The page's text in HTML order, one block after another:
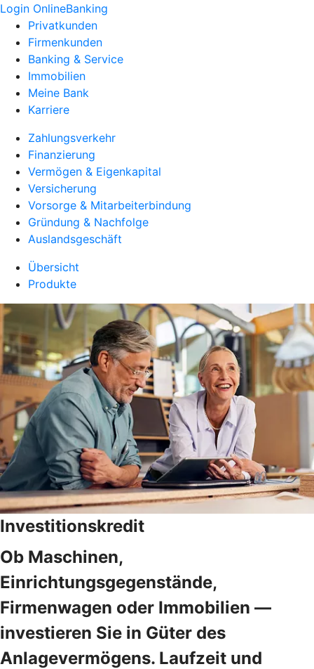
Login OnlineBanking
Privatkunden
Firmenkunden
Banking & Service
Immobilien
Meine Bank
Karriere
Zahlungsverkehr
Finanzierung
Vermögen & Eigenkapital
Versicherung
Vorsorge & Mitarbeiterbindung
Gründung & Nachfolge
Auslandsgeschäft
Übersicht
Produkte
Investitionskredit
Ob Maschinen,
Einrichtungsgegenstände,
Firmenwagen oder Immobilien —
investieren Sie in Güter des
Anlagevermögens. Laufzeit und